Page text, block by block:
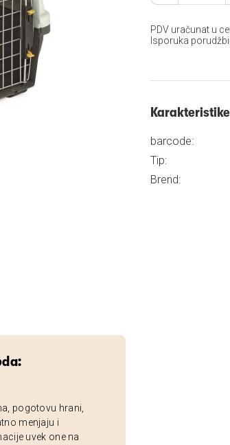
pogotovu hrani,
menjaju i
uvek one na
PDV uračunat u
Isporuka
barcode:
Tip:
Brend: